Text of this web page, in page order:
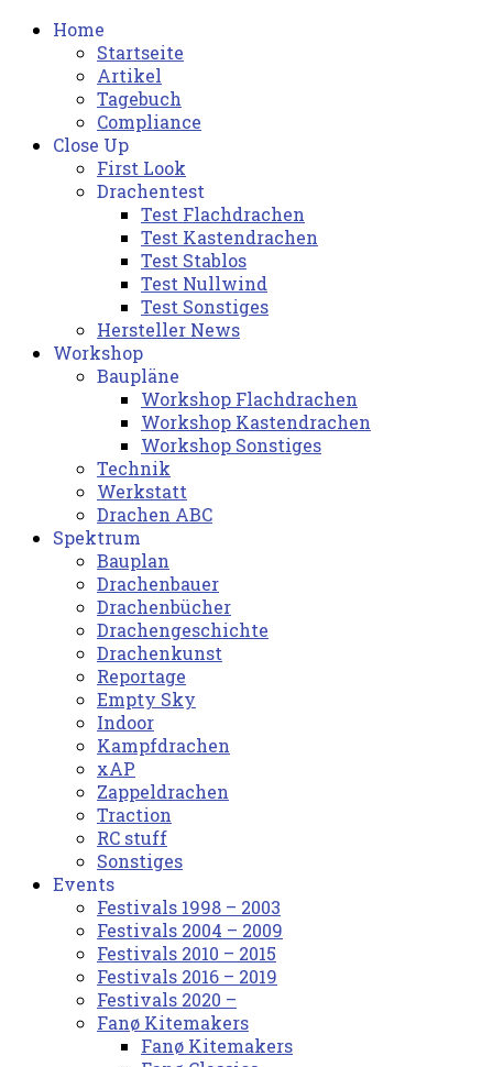
Home
Startseite
Artikel
Tagebuch
Compliance
Close Up
First Look
Drachentest
Test Flachdrachen
Test Kastendrachen
Test Stablos
Test Nullwind
Test Sonstiges
Hersteller News
Workshop
Baupläne
Workshop Flachdrachen
Workshop Kastendrachen
Workshop Sonstiges
Technik
Werkstatt
Drachen ABC
Spektrum
Bauplan
Drachenbauer
Drachenbücher
Drachengeschichte
Drachenkunst
Reportage
Empty Sky
Indoor
Kampfdrachen
xAP
Zappeldrachen
Traction
RC stuff
Sonstiges
Events
Festivals 1998 – 2003
Festivals 2004 – 2009
Festivals 2010 – 2015
Festivals 2016 – 2019
Festivals 2020 –
Fanø Kitemakers
Fanø Kitemakers